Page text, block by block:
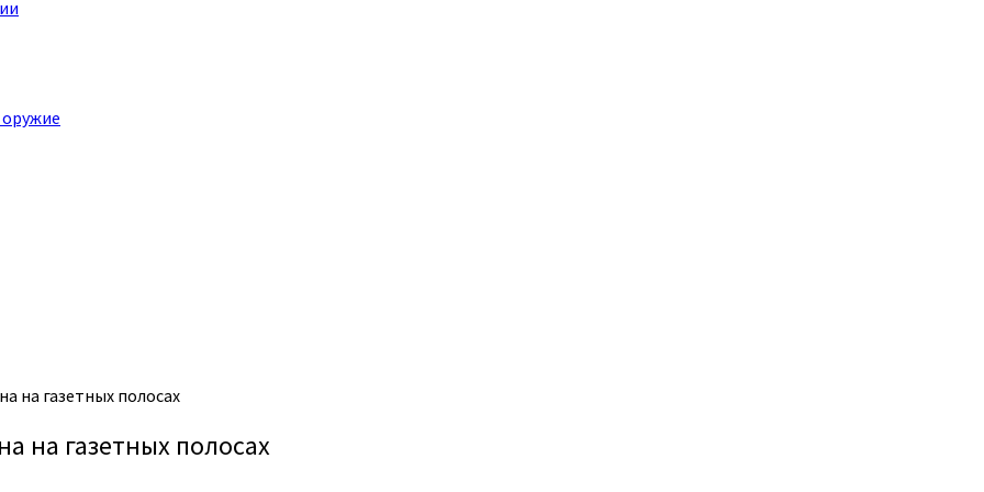
на газетных полосах
на газетных полосах